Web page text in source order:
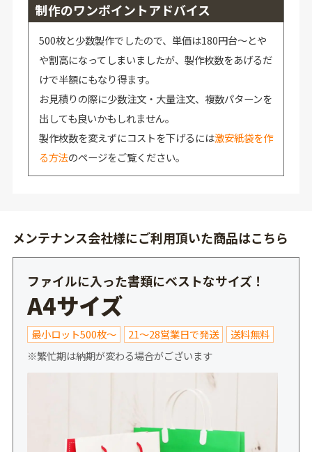
制作のワンポイントアドバイス
500枚と少数製作でしたので、単価は180円台～とや
や割高になってしまいましたが、製作枚数をあげるだ
けで半額にもなり得ます。
お見積りの際に少数注文・大量注文、複数パターンを
出しても良いかもしれません。
製作枚数を変えずにコストを下げるには激安紙袋を作
る方法のページをご覧ください。
メンテナンス会社様にご利用頂いた商品はこちら
ファイルに入った書類にベストなサイズ！
A4サイズ
最小ロット500枚～ 21～28営業日で発送
送料無料
※繁忙期は納期が変わる場合がございます